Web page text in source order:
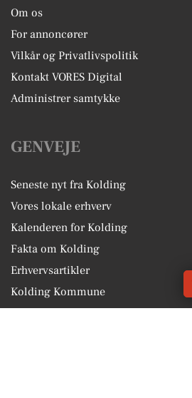
Om os
For annoncører
Vilkår og Privatlivspolitik
Kontakt VORES Digital
Administrer samtykke
GENVEJE
Seneste nyt fra Kolding
Vores lokale erhverv
Kalenderen for Kolding
Fakta om Kolding
Erhvervsartikler
Kolding Kommune